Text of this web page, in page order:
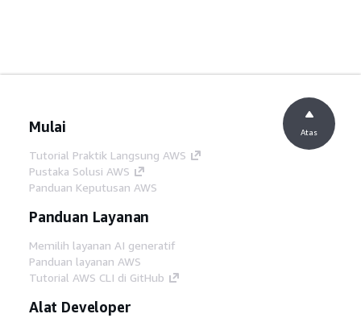
Mulai
Tutorial Praktik Langsung AWS
Pustaka Solusi AWS
Panduan Keputusan AWS
Panduan Layanan
Memilih layanan AI generatif
Panduan layanan AWS
Tutorial AWS CLI di GitHub
Alat Developer
Atas